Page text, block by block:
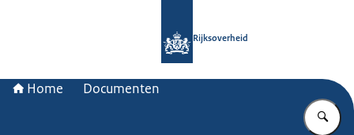
Rijksoverheid
Home Documenten